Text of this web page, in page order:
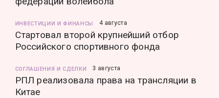
ИНВЕСТИЦИИ И ФИНАНСЫ 4 августа
Стартовал второй крупнейший отбор
Российского спортивного фонда
СОГЛАШЕНИЯ И СДЕЛКИ 3 августа
РПЛ реализовала права на трансляции в
Китае